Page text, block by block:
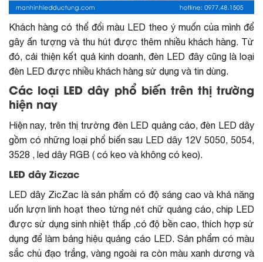
Khách hàng có thể đổi màu LED theo ý muốn của mình để
gây ấn tượng và thu hút được thêm nhiều khách hàng. Từ
đó, cải thiện kết quả kinh doanh, đèn LED đây cũng là loại
đèn LED được nhiều khách hàng sử dụng và tin dùng.
Các loại LED dây phổ biến trên thị trường
hiện nay
Hiện nay, trên thị trường đèn LED quảng cáo, đèn LED dây
gồm có những loại phổ biến sau LED dây 12V 5050, 5054,
3528 , led dây RGB ( có keo và không có keo).
LED dây Ziczac
LED dây ZicZac là sản phẩm có độ sáng cao và khả năng
uốn lượn linh hoạt theo từng nét chữ quảng cáo, chip LED
được sử dụng sinh nhiệt thấp ,có độ bền cao, thích hợp sử
dụng để làm bảng hiệu quảng cáo LED. Sản phẩm có màu
sắc chủ đạo trắng, vàng ngoài ra còn màu xanh dương và